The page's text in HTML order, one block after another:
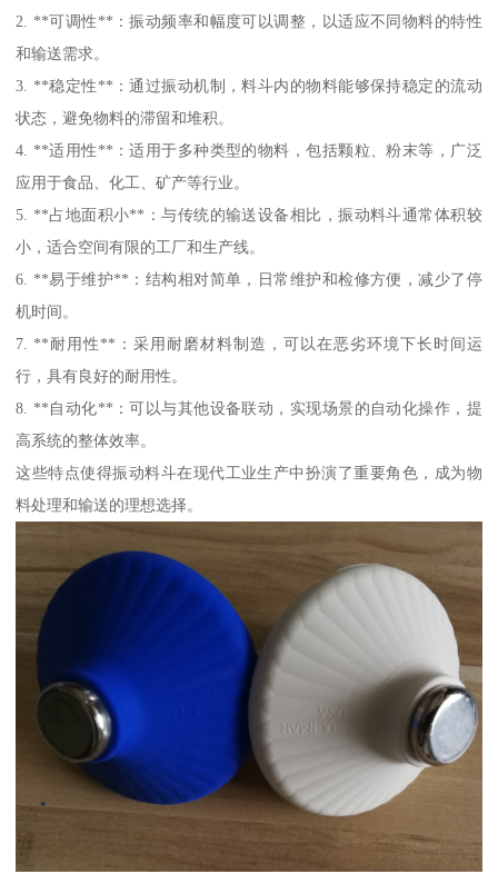
2. **可调性**：振动频率和幅度可以调整，以适应不同物料的特性
和输送需求。
3. **稳定性**：通过振动机制，料斗内的物料能够保持稳定的流动
状态，避免物料的滞留和堆积。
4. **适用性**：适用于多种类型的物料，包括颗粒、粉末等，广泛
应用于食品、化工、矿产等行业。
5. **占地面积小**：与传统的输送设备相比，振动料斗通常体积较
小，适合空间有限的工厂和生产线。
6. **易于维护**：结构相对简单，日常维护和检修方便，减少了停
机时间。
7. **耐用性**：采用耐磨材料制造，可以在恶劣环境下长时间运
行，具有良好的耐用性。
8. **自动化**：可以与其他设备联动，实现场景的自动化操作，提
高系统的整体效率。
这些特点使得振动料斗在现代工业生产中扮演了重要角色，成为物
料处理和输送的理想选择。